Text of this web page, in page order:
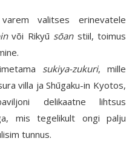
valitses erinevatele
või Rikyū sōanstiil, toimus
sukiya-zukuri, mille
villa ja Shūgaku-in Kyotos,
delikaatne lihtsus
mis tegelikult ongi palju
tunnus.